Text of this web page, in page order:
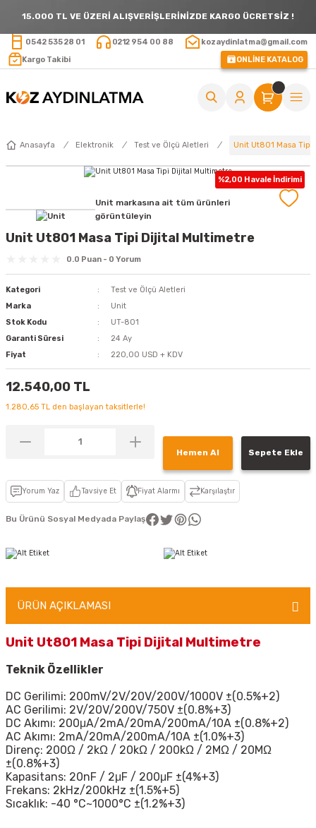
15.000 TL VE ÜZERİ ALIŞVERİŞLERİNİZDE KARGO ÜCRETSİZ !
0542 535 28 01 0212 954 00 88
kozaydinlatma@gmail.com
Kargo Takibi
ONLİNE KATALOG
Anasayfa Elektronik Test ve Ölçü Aletleri Unit Ut801 Masa
%2,00 Havale İndirimi
Unit markasına ait tüm ürünleri
görüntüleyin
Unit Ut801 Masa Tipi Dijital Multimetre
0.0 Puan - 0 Yorum
Kategori
Test ve Ölçü Aletleri
Marka
Unit
Stok Kodu
UT-801
Garanti Süresi
24 Ay
Fiyat
220,00 USD + KDV
12.540,00 TL
1.280,65 TL den başlayan taksitlerle!
Hemen Al Sepete Ekle
Yorum Yaz Tavsiye Et Fiyat Alarmı Karşılaştır
Bu Ürünü Sosyal Medyada Paylaş
ÜRÜN AÇIKLAMASI
Unit Ut801 Masa Tipi Dijital Multimetre
Teknik Özellikler
DC Gerilimi: 200mV/2V/20V/200V/1000V ±(0.5%+2)
AC Gerilimi: 2V/20V/200V/750V ±(0.8%+3)
DC Akımı: 200μA/2mA/20mA/200mA/10A ±(0.8%+2)
AC Akımı: 2mA/20mA/200mA/10A ±(1.0%+3)
Direnç: 200Ω / 2kΩ / 20kΩ / 200kΩ / 2MΩ / 20MΩ
±(0.8%+3)
Kapasitans: 20nF / 2μF / 200μF ±(4%+3)
Frekans: 2kHz/200kHz ±(1.5%+5)
Sıcaklık: -40 °C~1000°C ±(1.2%+3)